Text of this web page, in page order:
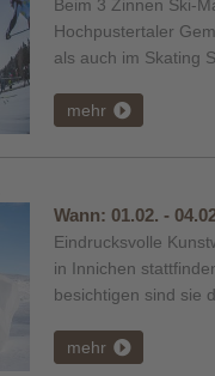
Beim 3 Zinnen Ski-
Hochpustertaler
als auch im Skating
mehr
Wann: 01.02. -
Eindrucksvolle
in Innichen
besichtigen sind sie
mehr